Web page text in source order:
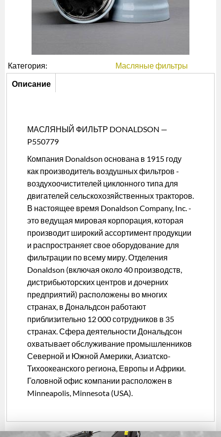
Категория: Масляные фильтры
Описание
Описание
МАСЛЯНЫЙ ФИЛЬТР DONALDSON —
P550779
Компания Donaldson основана в 1915 году
как производитель воздушных фильтров -
воздухоочистителей циклонного типа для
двигателей сельскохозяйственных тракторов.
В настоящее время Donaldson Company, Inc. -
это ведущая мировая корпорация, которая
производит широкий ассортимент продукции
и распространяет свое оборудование для
фильтрации по всему миру. Отделения
Donaldson (включая около 40 производств,
дистрибьюторских центров и дочерних
предприятий) расположены во многих
странах, в Дональдсон работают
приблизительно 12 000 сотрудников в 35
странах. Сфера деятельности Дональдсон
охватывает обслуживание промышленников
Северной и Южной Америки, Азиатско-
Тихоокеанского региона, Европы и Африки.
Головной офис компании расположен в
Minneapolis, Minnesota (USA).